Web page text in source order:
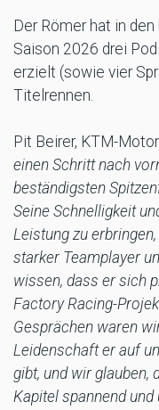
Der Römer hat in
Saison 2026 drei
erzielt (sowie vier
Titelrennen.
Pit Beirer, KTM-
einen Schritt nach
beständigsten
Seine Schnelligkeit
Leistung zu
starker Teamplayer
wissen, dass er sich
Factory Racing-
Gesprächen waren
Leidenschaft er auf
gibt, und wir glauben,
Kapitel spannend